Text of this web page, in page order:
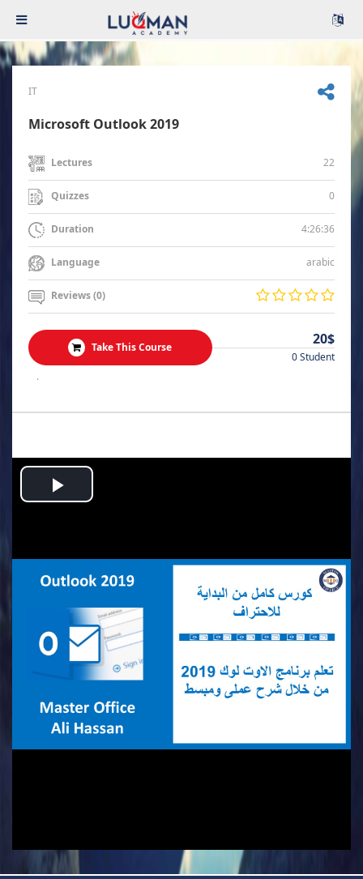
IT
Microsoft Outlook 2019
Lectures 22
Quizzes 0
Duration 4:26:36
Language arabic
Reviews (0)
Take This Course 20$
0 Student
.
Play